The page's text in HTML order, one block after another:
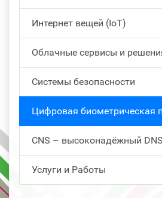
Интернет вещей (IoT)
Облачные сервисы и
Системы безопасности
Цифровая биометрическая
CNS – высоконадёжный
Услуги и Работы